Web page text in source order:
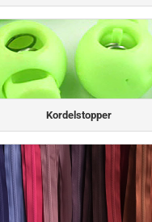
Kordelstopper